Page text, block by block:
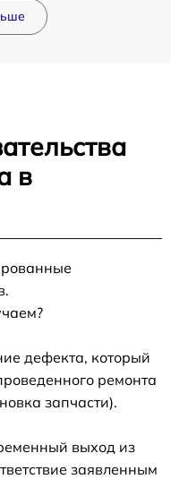
в
дефекта, который
ремонта
запчасти).
выход из
заявленным